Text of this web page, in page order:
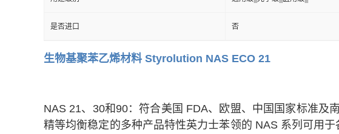
是否进口 否
生物基聚苯乙烯材料 Styrolution NAS ECO 21
NAS 21、30和90：符合美国 FDA、欧盟、中国国家标准及
精等均衡稳定的多种产品特性英力士苯领的 NAS 系列可用